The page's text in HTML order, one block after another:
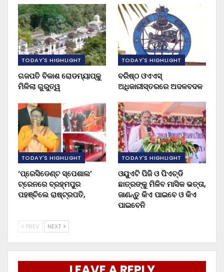
TODAY'S HIGHLIGHT
ଗଜପତି ବିକାଶ ରୋଡମ୍ୟାପ୍‌କୁ
ମିଳିଲା ଗୁରୁତ୍ୱ
TODAY'S HIGHLIGHT
ବରିଷ୍ଠ ଓଏଏସ୍‌
ଅଧିକାରୀସ୍ତରରେ ଅଦଳବଦଳ
TODAY'S HIGHLIGHT
‘ପ୍ରେସିଡେଣ୍ଟ ସ୍ପେଶାଲ’
ଟ୍ରେନରେ ବ୍ରହ୍ମପୁର
ପହଞ୍ଚିଲେ ରାଷ୍ଟ୍ରପତି,
TODAY'S HIGHLIGHT
ଓୟୁଏଟି ପିଜି ଓ ପିଏଚ୍‌ଡି
ଛାତ୍ରଙ୍କୁ ମିଳିବ ମାସିକ ଭତ୍ତା,
ଜାଣନ୍ତୁ କିଏ ପାଇବେ ଓ କିଏ
ପାଇବେନି
PREV NEXT